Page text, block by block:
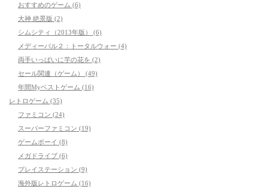
おすすめのゲーム (6)
大神 絶景版 (2)
シムシティ（2013年版） (6)
メディーバル２：トータルウォー (4)
両手いっぱいに芋の花を (2)
セール関連（ゲーム） (49)
年間Myベストゲーム (16)
レトロゲーム (35)
ファミコン (24)
スーパーファミコン (19)
ゲームボーイ (8)
メガドライブ (6)
プレイステーション (9)
海外版レトロゲーム (16)